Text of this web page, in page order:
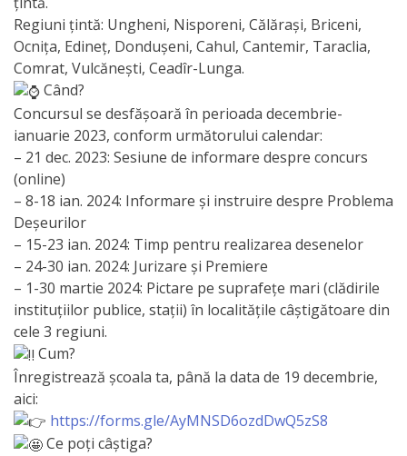
Serviciul
Arhitectură
şi
Urbanism
Serviciul
de
Atragere
a
Investiţiilor
Serviciul
Colectare
Regiuni țintă: Ungheni, Nisporeni, Călărași, Briceni,
Ocnița, Edineț, Dondușeni, Cahul, Cantemir, Taraclia,
Comrat, Vulcănești, Ceadîr-Lunga.
Când?
Concursul se desfășoară în perioada decembrie-
ianuarie 2023, conform următorului calendar:
– 21 dec. 2023: Sesiune de informare despre concurs
(online)
– 8-18 ian. 2024: Informare și instruire despre Problema
Deșeurilor
– 15-23 ian. 2024: Timp pentru realizarea desenelor
– 24-30 ian. 2024: Jurizare și Premiere
– 1-30 martie 2024: Pictare pe suprafețe mari (clădirile
instituțiilor publice, stații) în localitățile câștigătoare din
cele 3 regiuni.
Cum?
Înregistrează școala ta, până la data de 19 decembrie,
aici:
https://forms.gle/AyMNSD6ozdDwQ5zS8
Ce poți câștiga?